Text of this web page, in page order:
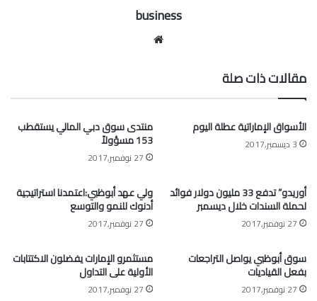
business
مقالات ذات صلة
الأسواق الإماراتية عطلة اليوم
3 ديسمبر,2017
منتدى سوق دبي المالي يستقطب
153 مسؤولاً
27 نوفمبر,2017
أوريدو” تدفع 33 مليون دولار فوائد
لحملة السندات خلال ديسمبر
27 نوفمبر,2017
ولي عهد أبوظبي:اعتمدنا استراتيجية
أدنوك للنمو والتوسع
27 نوفمبر,2017
سوق أبوظبي يواصل التراجعات
بفعل القياديات
27 نوفمبر,2017
مستثمرو الإمارات يفضلون الاكتتابات
الأولية على التداول
27 نوفمبر,2017